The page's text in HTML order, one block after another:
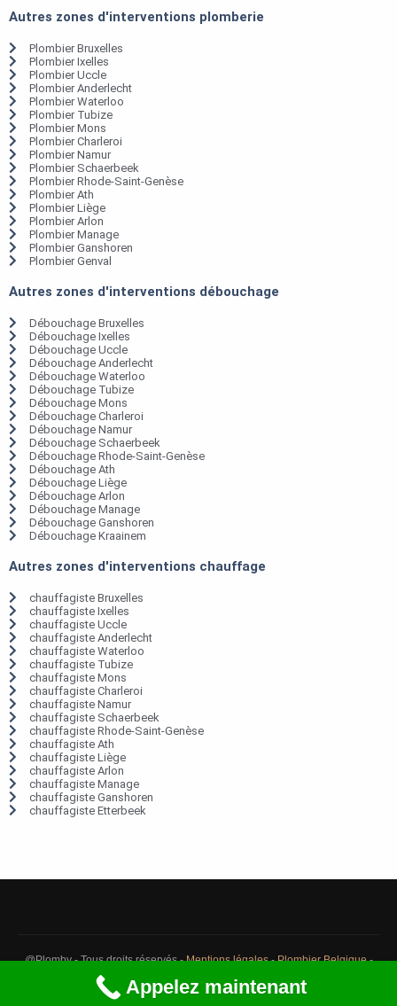
Autres zones d'interventions plomberie
Plombier Bruxelles
Plombier Ixelles
Plombier Uccle
Plombier Anderlecht
Plombier Waterloo
Plombier Tubize
Plombier Mons
Plombier Charleroi
Plombier Namur
Plombier Schaerbeek
Plombier Rhode-Saint-Genèse
Plombier Ath
Plombier Liège
Plombier Arlon
Plombier Manage
Plombier Ganshoren
Plombier Genval
Autres zones d'interventions débouchage
Débouchage Bruxelles
Débouchage Ixelles
Débouchage Uccle
Débouchage Anderlecht
Débouchage Waterloo
Débouchage Tubize
Débouchage Mons
Débouchage Charleroi
Débouchage Namur
Débouchage Schaerbeek
Débouchage Rhode-Saint-Genèse
Débouchage Ath
Débouchage Liège
Débouchage Arlon
Débouchage Manage
Débouchage Ganshoren
Débouchage Kraainem
Autres zones d'interventions chauffage
chauffagiste Bruxelles
chauffagiste Ixelles
chauffagiste Uccle
chauffagiste Anderlecht
chauffagiste Waterloo
chauffagiste Tubize
chauffagiste Mons
chauffagiste Charleroi
chauffagiste Namur
chauffagiste Schaerbeek
chauffagiste Rhode-Saint-Genèse
chauffagiste Ath
chauffagiste Liège
chauffagiste Arlon
chauffagiste Manage
chauffagiste Ganshoren
chauffagiste Etterbeek
@Plomby - Tous droits réservés -Mentions légales-Plombier Belgique-
Débouchage Belgique
Appelez maintenant